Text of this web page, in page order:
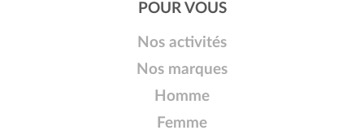
POUR VOUS
Nos activités
Nos marques
Homme
Femme